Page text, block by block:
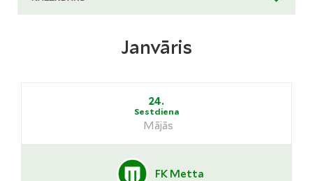
Janvāris
24.
Sestdiena
Mājās
FK Metta